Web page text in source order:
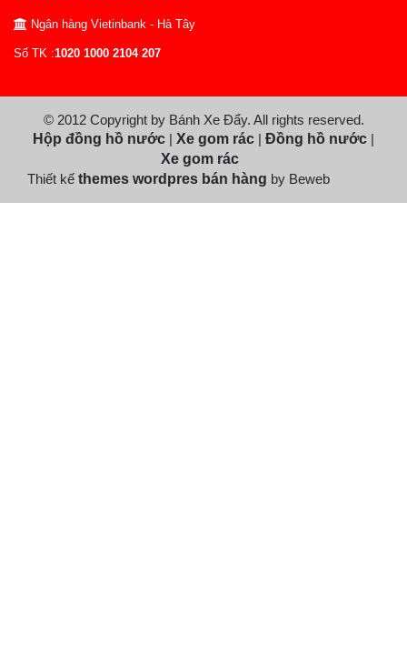
Ngân hàng Vietinbank - Hà Tây
Số TK :1020 1000 2104 207
© 2012 Copyright by Bánh Xe Đẩy. All rights reserved.
Hộp đồng hồ nước | Xe gom rác | Đồng hồ nước |
Xe gom rác
Thiết kế themes wordpres bán hàng by Beweb